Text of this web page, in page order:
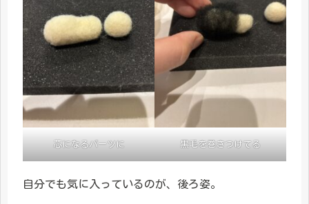
芯になるパーツに 黒毛を巻きつけてる
自分でも気に入っているのが、後ろ姿。